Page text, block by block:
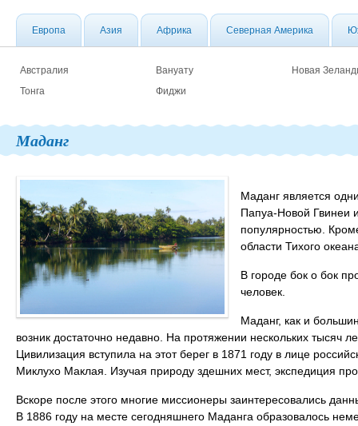
Европа Азия Африка Северная Америка
Австралия Вануату
Новая
Тонга
Фиджи
Маданг
Маданг является
Папуа-Новой Гвинеи
популярностью.
области Тихого
В городе бок о бок
человек.
Маданг, как и
возник достаточно недавно. На протяжении нескольких тысяч
Цивилизация вступила на этот берег в 1871 году в лице
Миклухо Маклая. Изучая природу здешних мест, экспедиция
Вскоре после этого многие миссионеры заинтересовались
В 1886 году на месте сегодняшнего Маданга образовалось